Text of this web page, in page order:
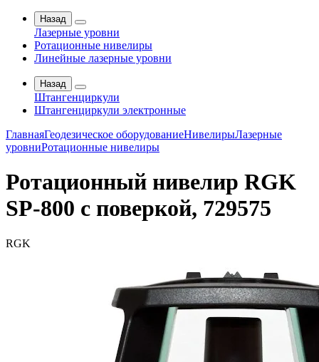
Назад
Лазерные уровни
Ротационные нивелиры
Линейные лазерные уровни
Назад
Штангенциркули
Штангенциркули электронные
ГлавнаяГеодезическое оборудованиеНивелирыЛазерные
уровниРотационные нивелиры
Ротационный нивелир RGK
SP-800 с поверкой, 729575
RGK